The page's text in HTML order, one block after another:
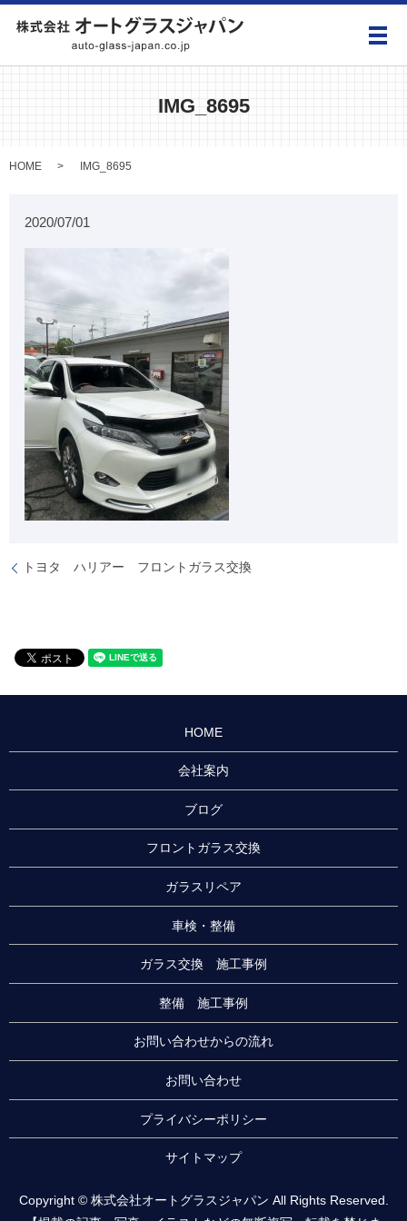
メ
IMG_8695
HOME IMG_8695
2020/07/01
トヨタ ハリアー フロントガラス交換
HOME
会社案内
ブログ
フロントガラス交換
ガラスリペア
車検・整備
ガラス交換 施工事例
整備 施工事例
お問い合わせからの流れ
お問い合わせ
プライバシーポリシー
サイトマップ
Copyright © 株式会社オートグラスジャパン All Rights Reserved.